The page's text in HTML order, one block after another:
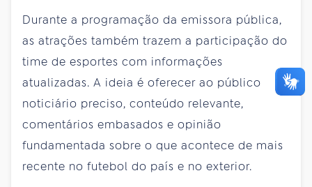
Durante a programação da emissora pública,
as atrações também trazem a participação do
time de esportes com informações
atualizadas. A ideia é oferecer ao público
noticiário preciso, conteúdo relevante,
comentários embasados e opinião
fundamentada sobre o que acontece de mais
recente no futebol do país e no exterior.